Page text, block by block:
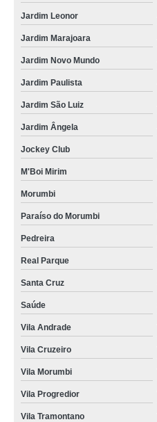
Jardim Leonor
Jardim Marajoara
Jardim Novo Mundo
Jardim Paulista
Jardim São Luiz
Jardim Ângela
Jockey Club
M'Boi Mirim
Morumbi
Paraíso do Morumbi
Pedreira
Real Parque
Santa Cruz
Saúde
Vila Andrade
Vila Cruzeiro
Vila Morumbi
Vila Progredior
Vila Tramontano